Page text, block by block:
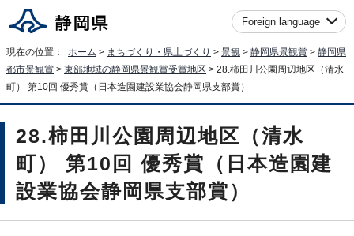
Foreign language
現在の位置： ホーム > まちづくり・県土づくり > 景観 > 静岡県景観賞 > 静岡県
都市景観賞 > 東部地域の静岡県景観賞受賞地区 > 28.柿田川公園周辺地区（清水
町） 第10回 優秀賞（日本造園建設業協会静岡県支部賞）
28.柿田川公園周辺地区（清水
町） 第10回 優秀賞（日本造園建
設業協会静岡県支部賞）